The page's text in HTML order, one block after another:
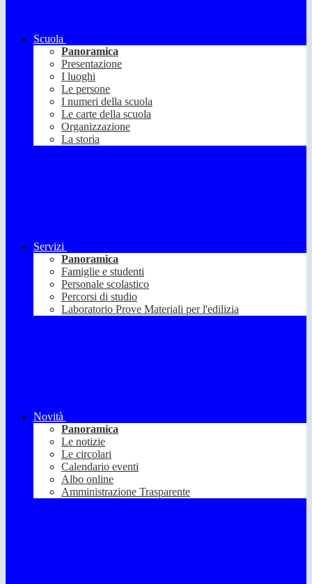
Scuola
Panoramica
Presentazione
I luoghi
Le persone
I numeri della scuola
Le carte della scuola
Organizzazione
La storia
Servizi
Panoramica
Famiglie e studenti
Personale scolastico
Percorsi di studio
Laboratorio Prove Materiali per l'edilizia
Novità
Panoramica
Le notizie
Le circolari
Calendario eventi
Albo online
Amministrazione Trasparente